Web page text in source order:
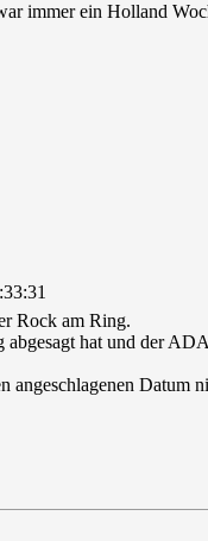
immer ein Holland
Rock am Ring.
abgesagt hat und der
angeschlagenen Datum